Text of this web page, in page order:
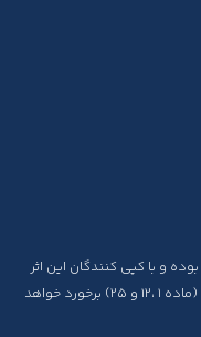
و با کپی کنندگان این اثر
بنا به قوانین جرایم رایانه ای جمهوری اسلامی ایران (ماده ۱ ،۱۲ و ۲۵) برخورد خواهد